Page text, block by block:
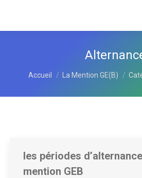
Vous êtes ici :
Accueil La Mention GE(B)
les périodes
mention GEB